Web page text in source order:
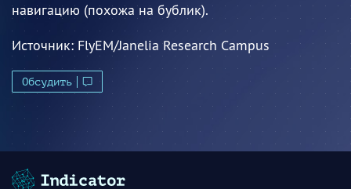
навигацию (похожа на бублик).
Источник:FlyEM/Janelia Research Campus
Обсудить